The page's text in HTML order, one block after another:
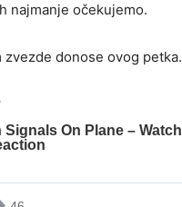
najmanje očekujemo.
zvezde donose ovog petka.